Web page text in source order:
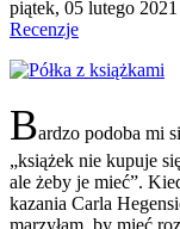
piątek, 05 lutego
Recenzje
Bardzo podoba mi
„książek nie kupuje
ale żeby je mieć”.
kazania Carla
marzyłam, by mieć